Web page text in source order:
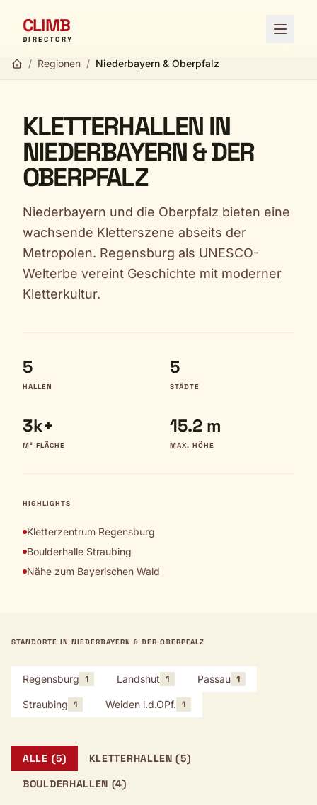
CLIMB
DIRECTORY Menü
/ Regionen / Niederbayern & Oberpfalz
KLETTERHALLEN IN
NIEDERBAYERN & DER
OBERPFALZ
Niederbayern und die Oberpfalz bieten eine
wachsende Kletterszene abseits der
Metropolen. Regensburg als UNESCO-
Welterbe vereint Geschichte mit moderner
Kletterkultur.
5
HALLEN
5
STÄDTE
3k+
M² FLÄCHE
15.2 m
MAX. HÖHE
HIGHLIGHTS
Kletterzentrum Regensburg
Boulderhalle Straubing
Nähe zum Bayerischen Wald
STANDORTE IN NIEDERBAYERN & DER OBERPFALZ
Regensburg 1 Landshut 1 Passau 1
Straubing 1 Weiden i.d.OPf. 1
ALLE (5)
KLETTERHALLEN (5)
BOULDERHALLEN (4)